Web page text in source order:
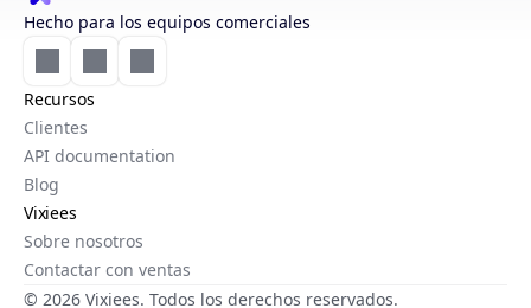
Hecho para los equipos comerciales
Recursos
Clientes
API documentation
Blog
Vixiees
Sobre nosotros
Contactar con ventas
© 2026 Vixiees. Todos los derechos reservados.